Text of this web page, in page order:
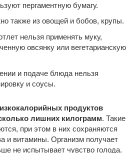
пергаментную бумагу.
также из овощей и бобов, крупы.
нельзя применять муку,
овсянку или вегетарианскую
и подаче блюда нельзя
и соусы.
продуктов
лишних килограмм. Такие
при этом в них сохраняются
и витамины. Организм получает
не испытывает чувство голода.